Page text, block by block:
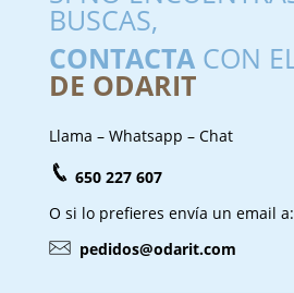
BUSCAS,
CONTACTACON
DE ODARIT
Llama – Whatsapp – Chat
650 227 607
O si lo prefieres envía un email a:
pedidos@odarit.com